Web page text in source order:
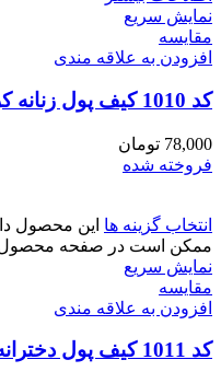
نمایش سریع
مقايسه
افزودن به علاقه مندی
کد 1010 کیف پول زنانه کریستین دیور
78,000 تومان
فروخته شده
انتخاب گزینه ها این محصول
ممکن است در صفحه محصول
نمایش سریع
مقايسه
افزودن به علاقه مندی
کد 1011 کیف پول دخترانه Forever Young